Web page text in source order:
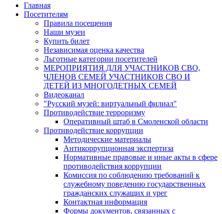
Главная
Посетителям
Правила посещения
Наши музеи
Купить билет
Независимая оценка качества
Льготные категории посетителей
МЕРОПРИЯТИЯ ДЛЯ УЧАСТНИКОВ СВО,
ЧЛЕНОВ СЕМЕЙ УЧАСТНИКОВ СВО И
ДЕТЕЙ ИЗ МНОГОДЕТНЫХ СЕМЕЙ
Видеоканал
"Русский музей: виртуальный филиал"
Противодействие терроризму
Оперативный штаб в Смоленской области
Противодействие коррупции
Методические материалы
Антикоррупционная экспертиза
Нормативные правовые и иные акты в сфере
противодействия коррупции
Комиссия по соблюдению требований к
служебному поведению государственных
гражданских служащих и урег
Контактная информация
Формы документов, связанных с